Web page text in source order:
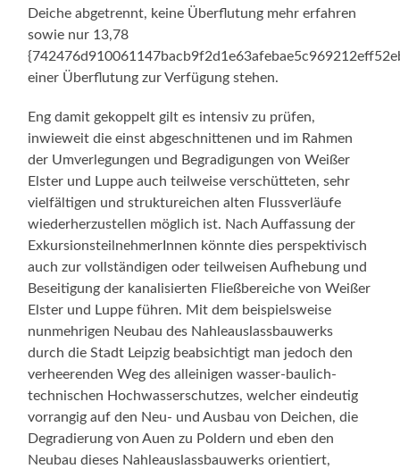
Deiche abgetrennt, keine Überflutung mehr erfahren
sowie nur 13,78
einer Überflutung zur Verfügung stehen.
Eng damit gekoppelt gilt es intensiv zu prüfen,
inwieweit die einst abgeschnittenen und im Rahmen
der Umverlegungen und Begradigungen von Weißer
Elster und Luppe auch teilweise verschütteten, sehr
vielfältigen und struktureichen alten Flussverläufe
wiederherzustellen möglich ist. Nach Auffassung der
ExkursionsteilnehmerInnen könnte dies perspektivisch
auch zur vollständigen oder teilweisen Aufhebung und
Beseitigung der kanalisierten Fließbereiche von Weißer
Elster und Luppe führen. Mit dem beispielsweise
nunmehrigen Neubau des Nahleauslassbauwerks
durch die Stadt Leipzig beabsichtigt man jedoch den
verheerenden Weg des alleinigen wasser-baulich-
technischen Hochwasserschutzes, welcher eindeutig
vorrangig auf den Neu- und Ausbau von Deichen, die
Degradierung von Auen zu Poldern und eben den
Neubau dieses Nahleauslassbauwerks orientiert,